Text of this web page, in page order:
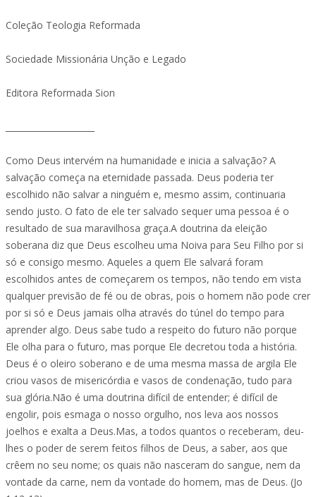
Coleção Teologia Reformada
Sociedade Missionária Unção e Legado
Editora Reformada Sion
Como Deus intervém na humanidade e inicia a salvação? A
salvação começa na eternidade passada. Deus poderia ter
escolhido não salvar a ninguém e, mesmo assim, continuaria
sendo justo. O fato de ele ter salvado sequer uma pessoa é o
resultado de sua maravilhosa graça.A doutrina da eleição
soberana diz que Deus escolheu uma Noiva para Seu Filho por si
só e consigo mesmo. Aqueles a quem Ele salvará foram
escolhidos antes de começarem os tempos, não tendo em vista
qualquer previsão de fé ou de obras, pois o homem não pode crer
por si só e Deus jamais olha através do túnel do tempo para
aprender algo. Deus sabe tudo a respeito do futuro não porque
Ele olha para o futuro, mas porque Ele decretou toda a história.
Deus é o oleiro soberano e de uma mesma massa de argila Ele
criou vasos de misericórdia e vasos de condenação, tudo para
sua glória.Não é uma doutrina difícil de entender; é difícil de
engolir, pois esmaga o nosso orgulho, nos leva aos nossos
joelhos e exalta a Deus.Mas, a todos quantos o receberam, deu-
lhes o poder de serem feitos filhos de Deus, a saber, aos que
crêem no seu nome; os quais não nasceram do sangue, nem da
vontade da carne, nem da vontade do homem, mas de Deus. (Jo